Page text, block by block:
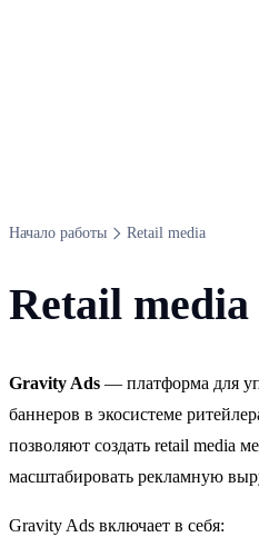
Начало работы Retail media
Retail media
Gravity Ads — платформа для
баннеров в экосистеме
позволяют создать retail media
масштабировать рекламную
Gravity Ads включает в себя: